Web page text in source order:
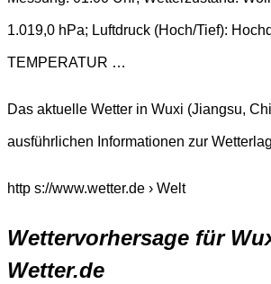
1.019,0 hPa; Luftdruck (Hoch/Tief):
TEMPERATUR …
Das aktuelle Wetter in Wuxi (Jiangsu,
ausführlichen Informationen zur
http s://www.wetter.de › Welt
Wettervorhersage für
Wetter.de